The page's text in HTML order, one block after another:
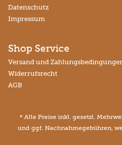
Datenschutz
Impressum
Shop Service
Versand und
Widerrufsrecht
AGB
* Alle Preise inkl. gesetzl.
und ggf. Nachnahmegebühren,